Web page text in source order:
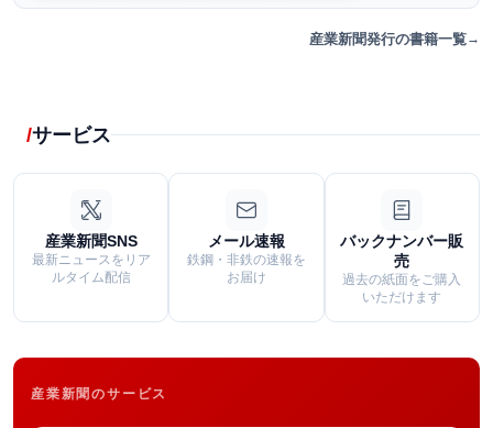
産業新聞発行の書籍一覧
サービス
産業新聞SNS
最新ニュースをリア
ルタイム配信
メール速報
鉄鋼・非鉄の速報を
お届け
バックナンバー販
売
過去の紙面をご購入
いただけます
産業新聞のサービス